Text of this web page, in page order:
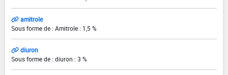
amitrole
Sous forme de : Amitrole : 1,5 %
diuron
Sous forme de : diuron : 3 %